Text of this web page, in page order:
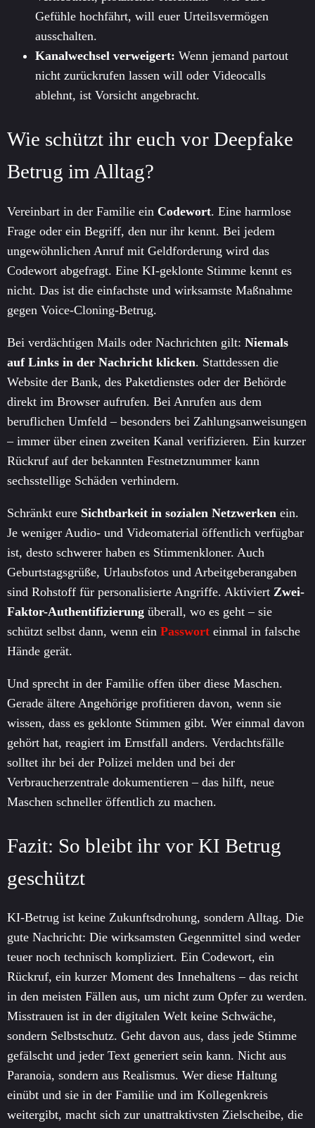
Gefühle hochfährt, will euer Urteilsvermögen
ausschalten.
Kanalwechsel verweigert: Wenn jemand partout
nicht zurückrufen lassen will oder Videocalls
ablehnt, ist Vorsicht angebracht.
Wie schützt ihr euch vor Deepfake
Betrug im Alltag?
Vereinbart in der Familie ein Codewort. Eine harmlose
Frage oder ein Begriff, den nur ihr kennt. Bei jedem
ungewöhnlichen Anruf mit Geldforderung wird das
Codewort abgefragt. Eine KI-geklonte Stimme kennt es
nicht. Das ist die einfachste und wirksamste Maßnahme
gegen Voice-Cloning-Betrug.
Bei verdächtigen Mails oder Nachrichten gilt: Niemals
auf Links in der Nachricht klicken. Stattdessen die
Website der Bank, des Paketdienstes oder der Behörde
direkt im Browser aufrufen. Bei Anrufen aus dem
beruflichen Umfeld – besonders bei Zahlungsanweisungen
– immer über einen zweiten Kanal verifizieren. Ein kurzer
Rückruf auf der bekannten Festnetznummer kann
sechsstellige Schäden verhindern.
Schränkt eure Sichtbarkeit in sozialen Netzwerken ein.
Je weniger Audio- und Videomaterial öffentlich verfügbar
ist, desto schwerer haben es Stimmenkloner. Auch
Geburtstagsgrüße, Urlaubsfotos und Arbeitgeberangaben
sind Rohstoff für personalisierte Angriffe. Aktiviert Zwei-
Faktor-Authentifizierung überall, wo es geht – sie
schützt selbst dann, wenn ein Passwort einmal in falsche
Hände gerät.
Und sprecht in der Familie offen über diese Maschen.
Gerade ältere Angehörige profitieren davon, wenn sie
wissen, dass es geklonte Stimmen gibt. Wer einmal davon
gehört hat, reagiert im Ernstfall anders. Verdachtsfälle
solltet ihr bei der Polizei melden und bei der
Verbraucherzentrale dokumentieren – das hilft, neue
Maschen schneller öffentlich zu machen.
Fazit: So bleibt ihr vor KI Betrug
geschützt
KI-Betrug ist keine Zukunftsdrohung, sondern Alltag. Die
gute Nachricht: Die wirksamsten Gegenmittel sind weder
teuer noch technisch kompliziert. Ein Codewort, ein
Rückruf, ein kurzer Moment des Innehaltens – das reicht
in den meisten Fällen aus, um nicht zum Opfer zu werden.
Misstrauen ist in der digitalen Welt keine Schwäche,
sondern Selbstschutz. Geht davon aus, dass jede Stimme
gefälscht und jeder Text generiert sein kann. Nicht aus
Paranoia, sondern aus Realismus. Wer diese Haltung
einübt und sie in der Familie und im Kollegenkreis
weitergibt, macht sich zur unattraktivsten Zielscheibe, die